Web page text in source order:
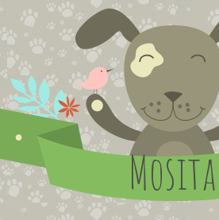
Mosita